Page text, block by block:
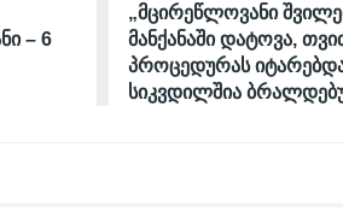
– 6
„მცირეწლოვანი
მანქანაში დატოვა,
პროცედურას
სიკვდილშია